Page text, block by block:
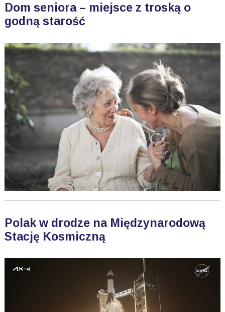
Dom seniora – miejsce z troską o
godną starość
Polak w drodze na Międzynarodową
Stację Kosmiczną